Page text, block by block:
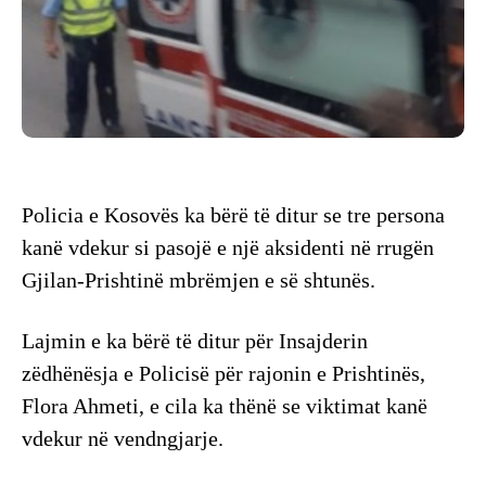
Policia e Kosovës ka bërë të ditur se tre persona
kanë vdekur si pasojë e një aksidenti në rrugën
Gjilan-Prishtinë mbrëmjen e së shtunës.
Lajmin e ka bërë të ditur për Insajderin
zëdhënësja e Policisë për rajonin e Prishtinës,
Flora Ahmeti, e cila ka thënë se viktimat kanë
vdekur në vendngjarje.